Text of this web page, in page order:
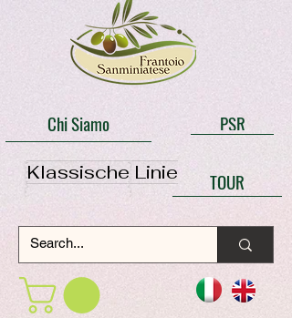
Chi Siamo
Klassische Linie
PSR
TOUR